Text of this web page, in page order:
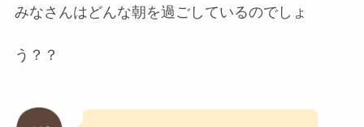
みなさんはどんな朝を過ごしているのでしょ
う？？